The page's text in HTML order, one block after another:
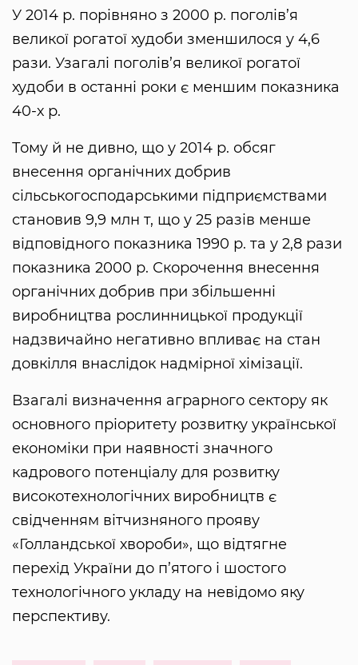
У 2014 р. порівняно з 2000 р. поголів’я
великої рогатої худоби зменшилося у 4,6
рази. Узагалі поголів’я великої рогатої
худоби в останні роки є меншим показника
40-х р.
Тому й не дивно, що у 2014 р. обсяг
внесення органічних добрив
сільськогосподарськими підприємствами
становив 9,9 млн т, що у 25 разів менше
відповідного показника 1990 р. та у 2,8 рази
показника 2000 р. Скорочення внесення
органічних добрив при збільшенні
виробництва рослинницької продукції
надзвичайно негативно впливає на стан
довкілля внаслідок надмірної хімізації.
Взагалі визначення аграрного сектору як
основного пріоритету розвитку української
економіки при наявності значного
кадрового потенціалу для розвитку
високотехнологічних виробництв є
свідченням вітчизняного прояву
«Голландської хвороби», що відтягне
перехід України до п’ятого і шостого
технологічного укладу на невідомо яку
перспективу.